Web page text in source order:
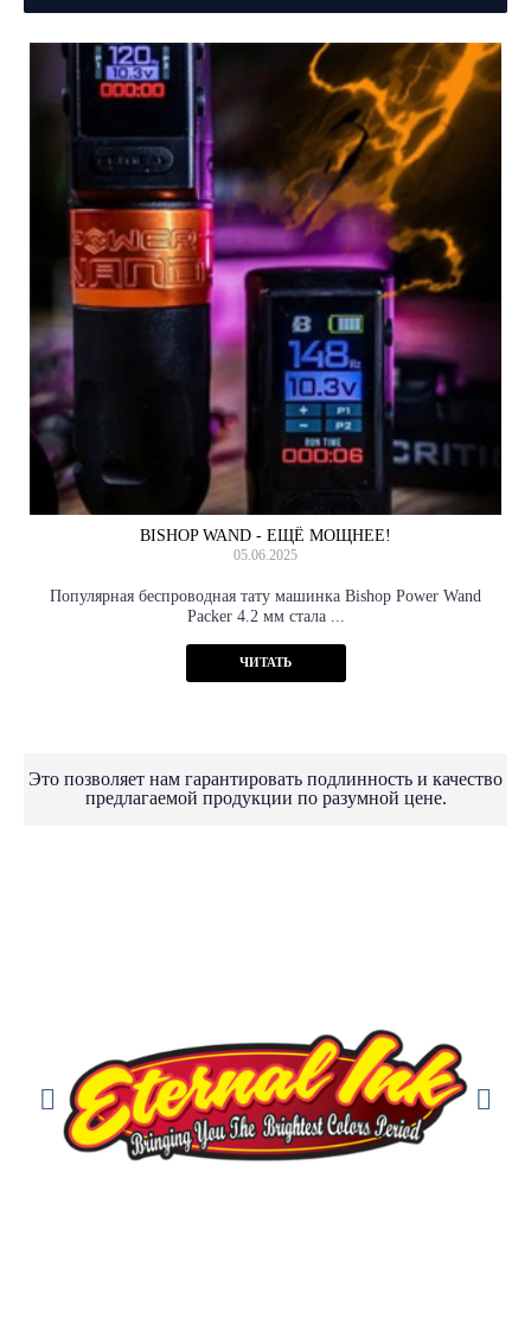
BISHOP WAND - ЕЩЁ МОЩНЕЕ!
05.06.2025
Популярная беспроводная тату машинка Bishop Power Wand
Packer 4.2 мм стала ...
ЧИТАТЬ
Это позволяет нам гарантировать подлинность и качество
предлагаемой продукции по разумной цене.